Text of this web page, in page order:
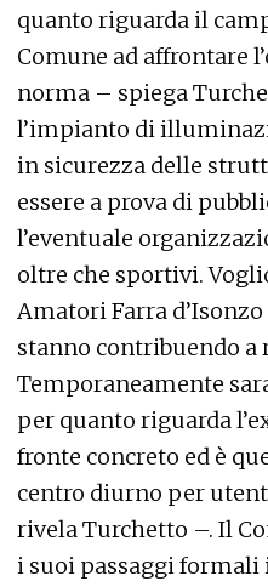
quanto riguarda il
Comune ad affrontare
norma – spiega
l’impianto di
in sicurezza delle
essere a prova di
l’eventuale
oltre che sportivi.
Amatori Farra
stanno contribuendo a
Temporaneamente
per quanto riguarda
fronte concreto ed è
centro diurno per
rivela Turchetto –. Il
i suoi passaggi